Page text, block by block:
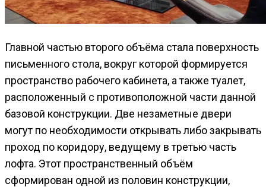
Главной частью второго объёма стала поверхность
письменного стола, вокруг которой формируется
пространство рабочего кабинета, а также туалет,
расположенный с противоположной части данной
базовой конструкции. Две незаметные двери
могут по необходимости открывать либо закрывать
проход по коридору, ведущему в третью часть
лофта. Этот пространственный объём
сформирован одной из половин конструкции,